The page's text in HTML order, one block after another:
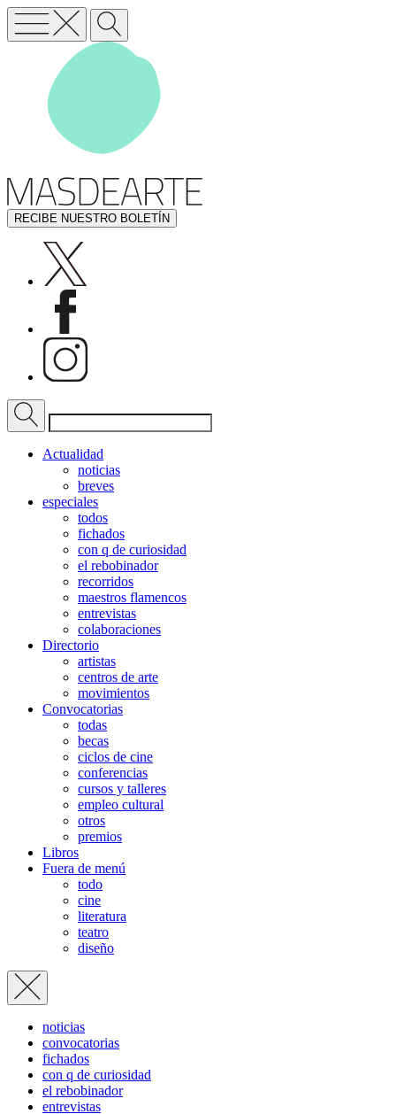
RECIBE NUESTRO BOLETÍN
Actualidad
noticias
breves
especiales
todos
fichados
con q de curiosidad
el rebobinador
recorridos
maestros flamencos
entrevistas
colaboraciones
Directorio
artistas
centros de arte
movimientos
Convocatorias
todas
becas
ciclos de cine
conferencias
cursos y talleres
empleo cultural
otros
premios
Libros
Fuera de menú
todo
cine
literatura
teatro
diseño
noticias
convocatorias
fichados
con q de curiosidad
el rebobinador
entrevistas